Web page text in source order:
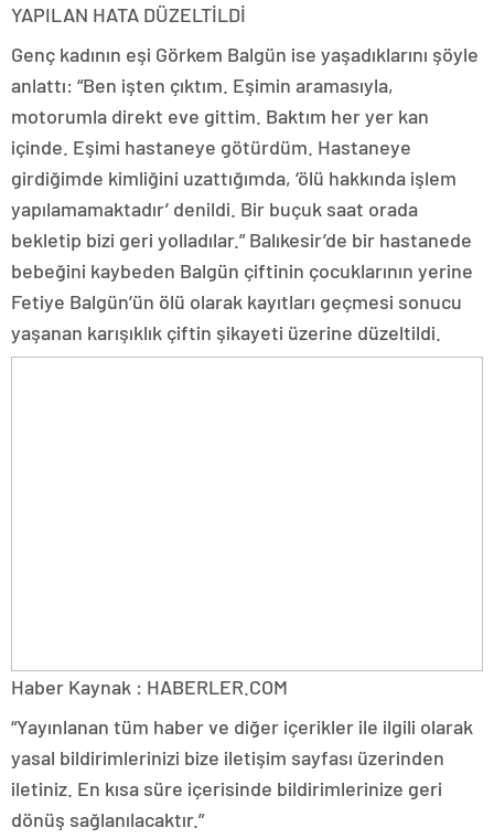
YAPILAN HATA DÜZELTİLDİ
Genç kadının eşi Görkem Balgün ise yaşadıklarını şöyle
anlattı: “Ben işten çıktım. Eşimin aramasıyla,
motorumla direkt eve gittim. Baktım her yer kan
içinde. Eşimi hastaneye götürdüm. Hastaneye
girdiğimde kimliğini uzattığımda, ‘ölü hakkında işlem
yapılamamaktadır’ denildi. Bir buçuk saat orada
bekletip bizi geri yolladılar.” Balıkesir’de bir hastanede
bebeğini kaybeden Balgün çiftinin çocuklarının yerine
Fetiye Balgün’ün ölü olarak kayıtları geçmesi sonucu
yaşanan karışıklık çiftin şikayeti üzerine düzeltildi.
Haber Kaynak : HABERLER.COM
“Yayınlanan tüm haber ve diğer içerikler ile ilgili olarak
yasal bildirimlerinizi bize iletişim sayfası üzerinden
iletiniz. En kısa süre içerisinde bildirimlerinize geri
dönüş sağlanılacaktır.”